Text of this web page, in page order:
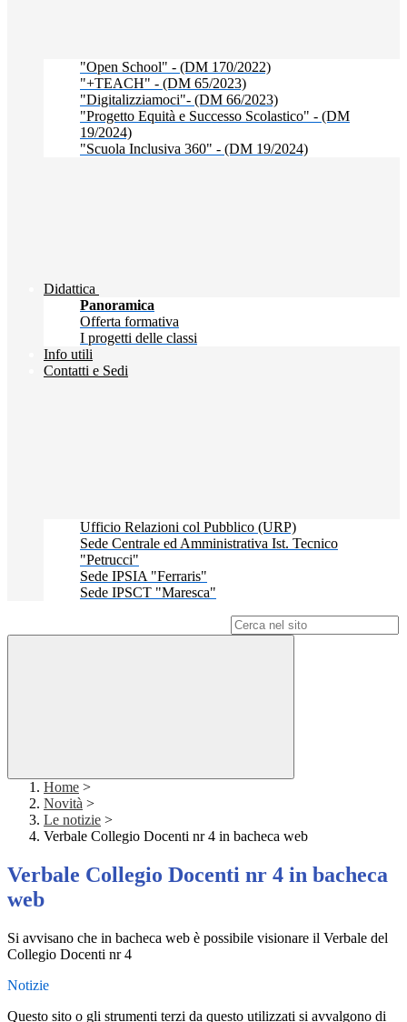
"Open School" - (DM 170/2022)
"+TEACH" - (DM 65/2023)
"Digitalizziamoci"- (DM 66/2023)
"Progetto Equità e Successo Scolastico" - (DM
19/2024)
"Scuola Inclusiva 360" - (DM 19/2024)
Didattica
Panoramica
Offerta formativa
I progetti delle classi
Info utili
Contatti e Sedi
Ufficio Relazioni col Pubblico (URP)
Sede Centrale ed Amministrativa Ist. Tecnico
"Petrucci"
Sede IPSIA "Ferraris"
Sede IPSCT "Maresca"
Home >
Novità >
Le notizie >
Verbale Collegio Docenti nr 4 in bacheca web
Verbale Collegio Docenti nr 4 in bacheca
web
Si avvisano che in bacheca web è possibile visionare il Verbale del
Collegio Docenti nr 4
Notizie
Questo sito o gli strumenti terzi da questo utilizzati si avvalgono di